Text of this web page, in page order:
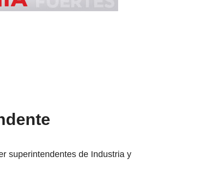
superintendentes de Industria y